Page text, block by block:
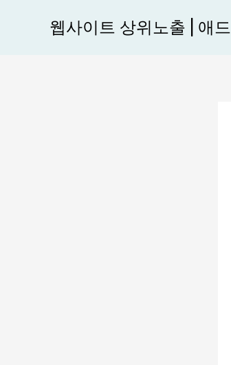
웹사이트 상위노출 | 애